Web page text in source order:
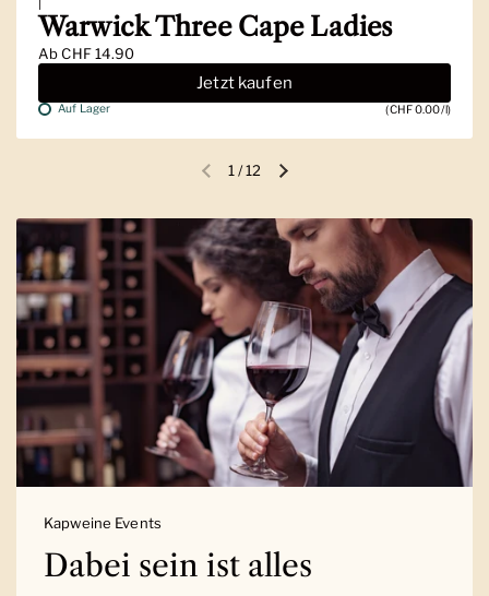
Warwick Three Cape Ladies
AbCHF 14.90
Jetzt kaufen
Auf Lager (CHF 0.00/l)
Vorherige FolieNächste Folie
1/12
Kapweine Events
Dabei sein ist alles